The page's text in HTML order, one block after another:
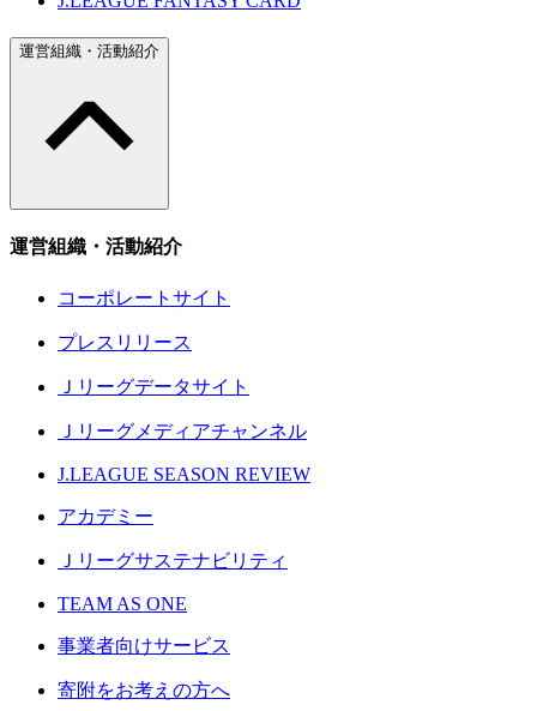
運営組織・活動紹介
運営組織・活動紹介
コーポレートサイト
プレスリリース
Ｊリーグデータサイト
Ｊリーグメディアチャンネル
J.LEAGUE SEASON REVIEW
アカデミー
Ｊリーグサステナビリティ
TEAM AS ONE
事業者向けサービス
寄附をお考えの方へ